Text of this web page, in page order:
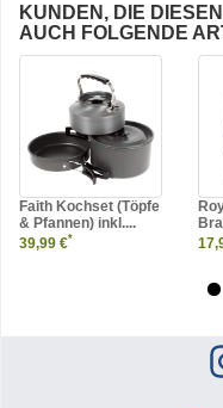
KUNDEN, DIE
AUCH FOLGENDE
Faith Kochset (Töpfe
& Pfannen) inkl....
39,99 €*